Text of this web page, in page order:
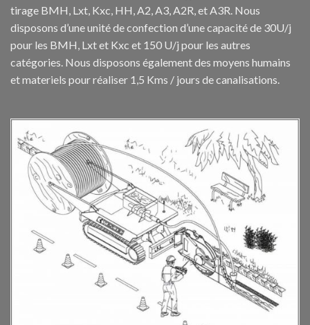
tirage BMH, Lxt, Kxc, HH, A2, A3, A2R, et A3R. Nous
disposons d’une unité de confection d’une capacité de 30U/j
pour les BMH, Lxt et Kxc et 150 U/j pour les autres
catégories. Nous disposons également des moyens humains
et materiels pour réaliser 1,5 Kms / jours de canalisations.